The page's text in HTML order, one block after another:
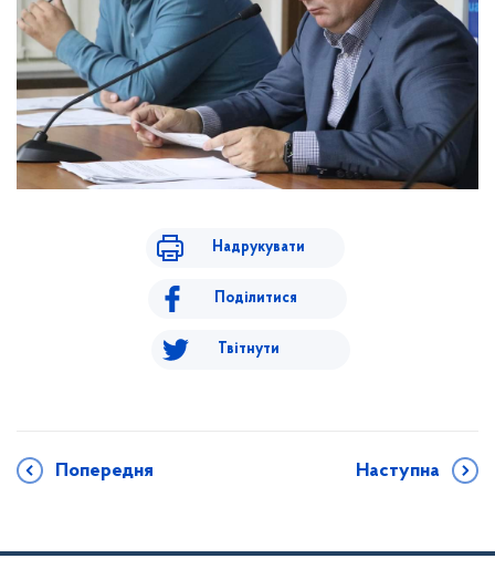
Надрукувати
Поділитися
Твітнути
Попередня Наступна